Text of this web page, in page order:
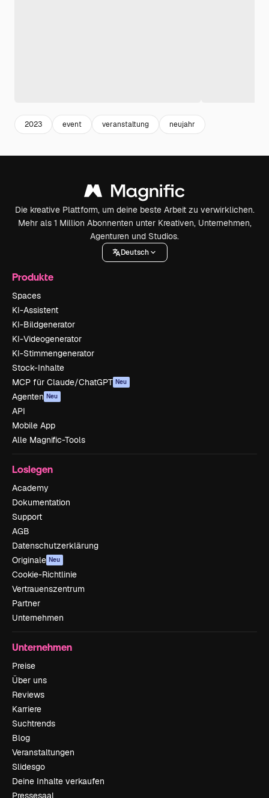
2023 event veranstaltung neujahr
Die kreative Plattform, um deine beste Arbeit zu verwirklichen.
Mehr als 1 Million Abonnenten unter Kreativen, Unternehmen,
Agenturen und Studios.
Deutsch
Produkte
Spaces
KI-Assistent
KI-Bildgenerator
KI-Videogenerator
KI-Stimmengenerator
Stock-Inhalte
MCP für Claude/ChatGPT Neu
Agenten Neu
API
Mobile App
Alle Magnific-Tools
Loslegen
Academy
Dokumentation
Support
AGB
Datenschutzerklärung
Originale Neu
Cookie-Richtlinie
Vertrauenszentrum
Partner
Unternehmen
Unternehmen
Preise
Über uns
Reviews
Karriere
Suchtrends
Blog
Veranstaltungen
Slidesgo
Deine Inhalte verkaufen
Pressesaal